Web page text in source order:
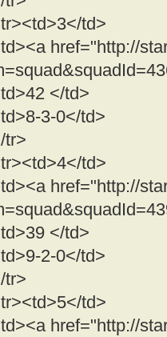
td>
href="http://
</td>
3-0</td>
tr>
td>
href="http://
</td>
2-0</td>
tr>
td>
href="http://